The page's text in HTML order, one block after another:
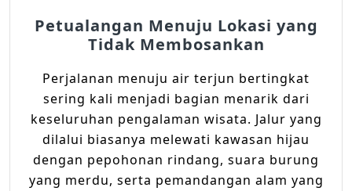
Petualangan Menuju Lokasi yang
Tidak Membosankan
Perjalanan menuju air terjun bertingkat
sering kali menjadi bagian menarik dari
keseluruhan pengalaman wisata. Jalur yang
dilalui biasanya melewati kawasan hijau
dengan pepohonan rindang, suara burung
yang merdu, serta pemandangan alam yang